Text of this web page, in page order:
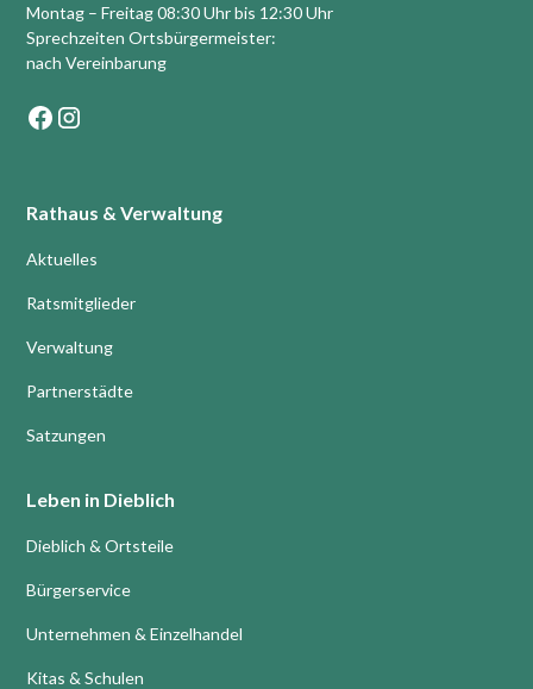
Montag – Freitag 08:30 Uhr bis 12:30 Uhr
Sprechzeiten Ortsbürgermeister:
nach Vereinbarung
Rathaus & Verwaltung
Aktuelles
Ratsmitglieder
Verwaltung
Partnerstädte
Satzungen
Leben in Dieblich
Dieblich & Ortsteile
Bürgerservice
Unternehmen & Einzelhandel
Kitas & Schulen